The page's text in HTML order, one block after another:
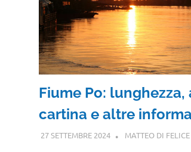
Fiume Po: lunghezza,
cartina e altre
27 SETTEMBRE 2024 MATTEO DI FELICE